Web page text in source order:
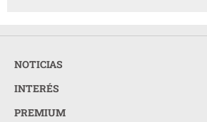
NOTICIAS
INTERÉS
PREMIUM